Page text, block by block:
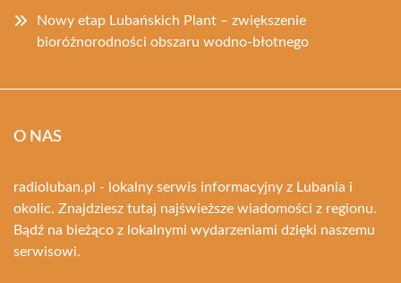
Nowy etap Lubańskich Plant – zwiększenie
bioróżnorodności obszaru wodno-błotnego
O NAS
radioluban.pl - lokalny serwis informacyjny z Lubania i
okolic. Znajdziesz tutaj najświeższe wiadomości z regionu.
Bądź na bieżąco z lokalnymi wydarzeniami dzięki naszemu
serwisowi.